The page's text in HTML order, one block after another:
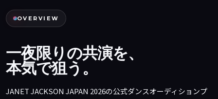
OVERVIEW
一夜限りの共演を、
本気で狙う。
JANET JACKSON JAPAN 2026の公式ダンスオーディションプ